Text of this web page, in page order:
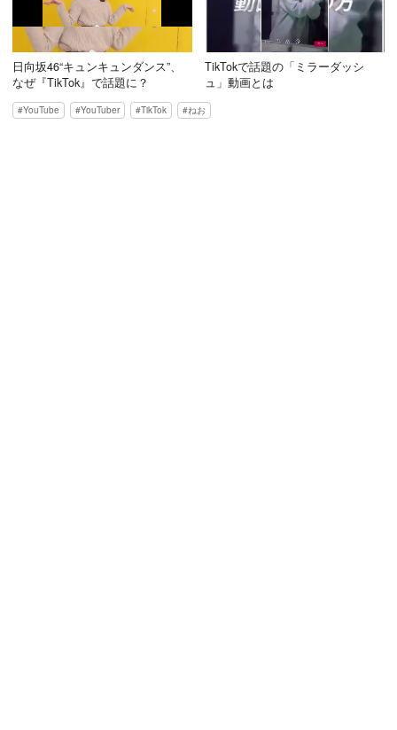
日向坂46“キュンキュンダンス”、
なぜ『TikTok』で話題に？
TikTokで話題の「ミラーダッシ
ュ」動画とは
YouTube YouTuber TikTok ねお